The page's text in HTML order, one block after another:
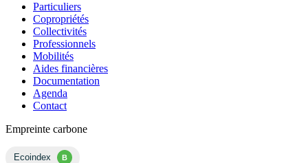
Particuliers
Copropriétés
Collectivités
Professionnels
Mobilités
Aides financières
Documentation
Agenda
Contact
Empreinte carbone
Ecoindex B